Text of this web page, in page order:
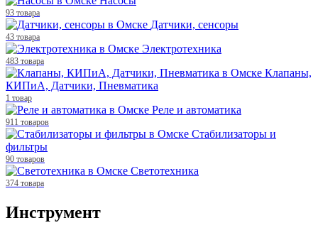
93 товара
Датчики, сенсоры
43 товара
Электротехника
483 товара
Клапаны,
КИПиА, Датчики, Пневматика
1 товар
Реле и автоматика
911 товаров
Стабилизаторы и
фильтры
90 товаров
Светотехника
374 товара
Инструмент